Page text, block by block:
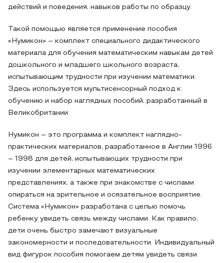
действий и поведения, навыков работы по образцу.
Такой помощью является применение пособия
«Нумикон» – комплект специального дидактического
материала для обучения математическим навыкам детей
дошкольного и младшего школьного возраста,
испытывающим трудности при изучении математики.
Здесь используется мультисенсорный подход к
обучению и набор наглядных пособий, разработанный в
Великобритании.
Нумикон – это программа и комплект наглядно-
практических материалов, разработанное в Англии 1996
– 1998 для детей, испытывающих трудности при
изучении элементарных математических
представлениях, а также при знакомстве с числами
опираться на зрительное и осязательное восприятие.
Система «Нумикон» разработана с целью помочь
ребенку увидеть связь между числами. Как правило,
дети очень быстро замечают визуальные
закономерности и последовательности. Индивидуальный
вид фигурок пособия помогаем детям увидеть связи